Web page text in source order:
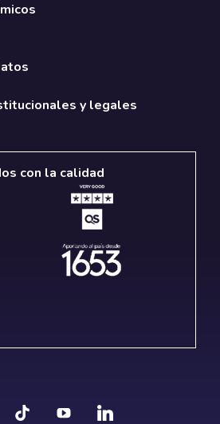
y legales
con la calidad